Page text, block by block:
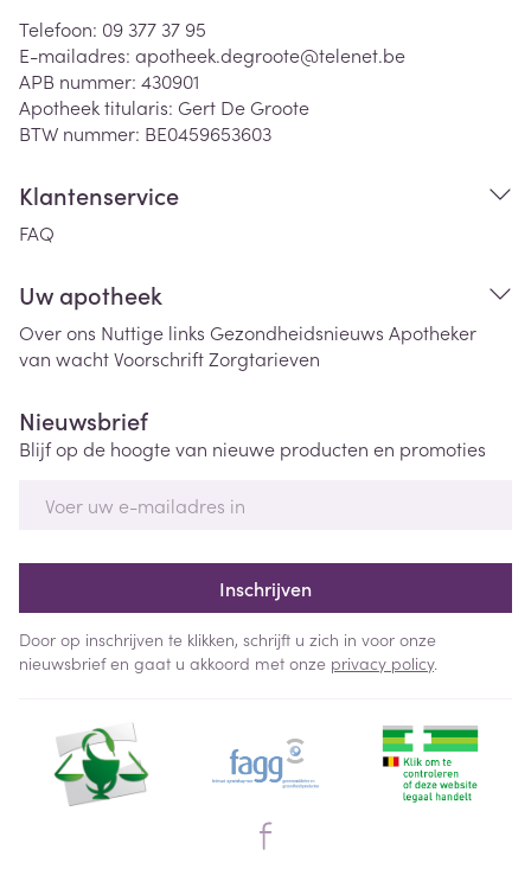
Telefoon: 09 377 37 95
E-mailadres: apotheek.degroote@telenet.be
APB nummer: 430901
Apotheek titularis: Gert De Groote
BTW nummer: BE0459653603
Klantenservice
FAQ
Uw apotheek
Over ons Nuttige links Gezondheidsnieuws Apotheker
van wachtVoorschriftZorgtarieven
Nieuwsbrief
Blijf op de hoogte van nieuwe producten en promoties
Inschrijven
Door op inschrijven te klikken, schrijft u zich in voor onze
nieuwsbrief en gaat u akkoord met onze privacy policy.